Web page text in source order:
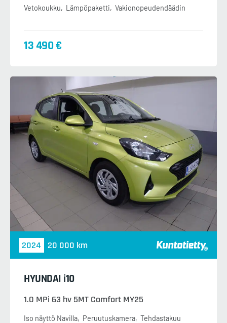
Vetokoukku Lämpöpaketti Vakionopeudendäädin
13 490 €
2024 20 000 km
HYUNDAI i10
1.0 MPi 63 hv 5MT Comfort MY25
Iso näyttö Navilla Peruutuskamera Tehdastakuu